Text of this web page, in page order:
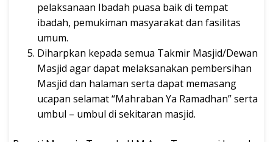
pelaksanaan Ibadah puasa baik di tempat
ibadah, pemukiman masyarakat dan fasilitas
umum.
Diharpkan kepada semua Takmir Masjid/Dewan
Masjid agar dapat melaksanakan pembersihan
Masjid dan halaman serta dapat memasang
ucapan selamat “Mahraban Ya Ramadhan” serta
umbul – umbul di sekitaran masjid.